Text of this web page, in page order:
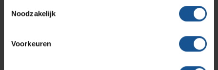
Noodzakelijk
Voorkeuren
Duurzaam
Gewicht
Onze merken